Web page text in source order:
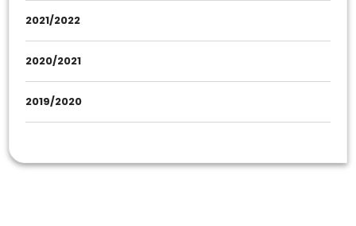
2021/2022
2020/2021
2019/2020